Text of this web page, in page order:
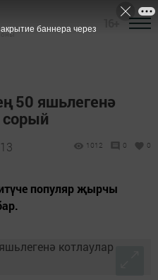
50 яшьлегенә
сорый
1012 0 0
популяр җырчы
баннера через